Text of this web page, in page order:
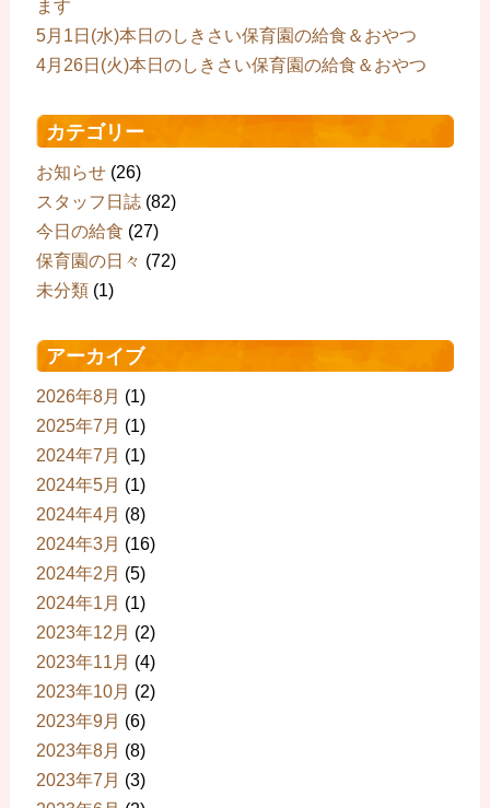
ます
5月1日(水)本日のしきさい保育園の給食＆おやつ
4月26日(火)本日のしきさい保育園の給食＆おやつ
カテゴリー
お知らせ(26)
スタッフ日誌(82)
今日の給食 (27)
保育園の日々 (72)
未分類(1)
アーカイブ
2026年8月 (1)
2025年7月 (1)
2024年7月 (1)
2024年5月 (1)
2024年4月 (8)
2024年3月 (16)
2024年2月 (5)
2024年1月 (1)
2023年12月 (2)
2023年11月 (4)
2023年10月 (2)
2023年9月 (6)
2023年8月 (8)
2023年7月 (3)